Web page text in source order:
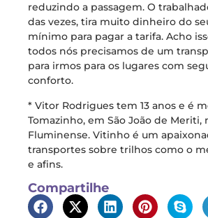
reduzindo a passagem. O
das vezes, tira muito dinheiro do
mínimo para pagar a tarifa. Acho
todos nós precisamos de um
para irmos para os lugares com
conforto.
* Vitor Rodrigues tem 13 anos e é
Tomazinho, em São João de Meriti,
Fluminense. Vitinho é um
transportes sobre trilhos como o
e afins.
Compartilhe